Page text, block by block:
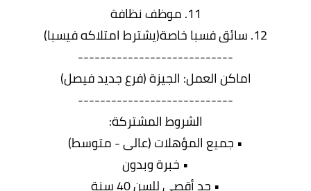
11. موظف نظافة
12. سائق فسبا خاصة(يشترط امتلاكه فيسبا)
----------------------------
اماكن العمل: الجيزة (فرع جديد فيصل)
----------------------------
الشروط المشتركة:
• جميع المؤهلات (عالى - متوسط)
• خبرة وبدون
• حد أقصى للسن 40 سنة